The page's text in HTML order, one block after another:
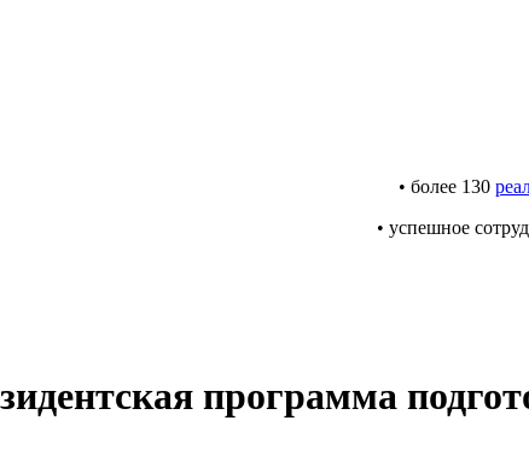
• более 130
• успешное
программа